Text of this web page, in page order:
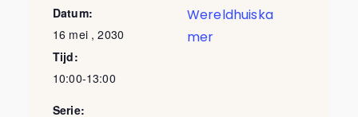
Datum:
16 mei , 2030
Tijd:
10:00-13:00
Serie:
Wereldhuiska
mer